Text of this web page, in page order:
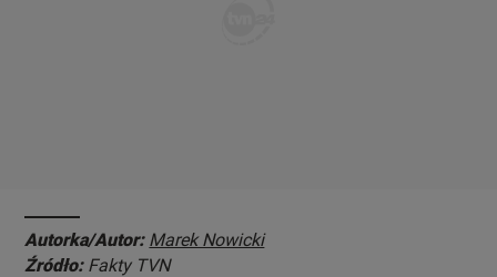
Autorka/Autor: Marek Nowicki
Źródło: Fakty TVN